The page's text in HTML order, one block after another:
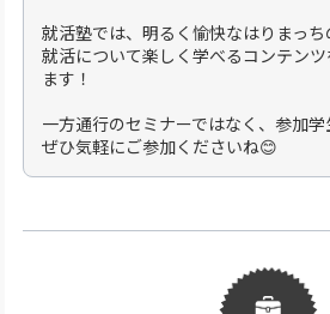
就活塾では、明るく愉快なはりまっ
就活について楽しく学べるコンテン
ます！
一方通行のセミナーではなく、参加学
ぜひ気軽にご参加くださいね😊